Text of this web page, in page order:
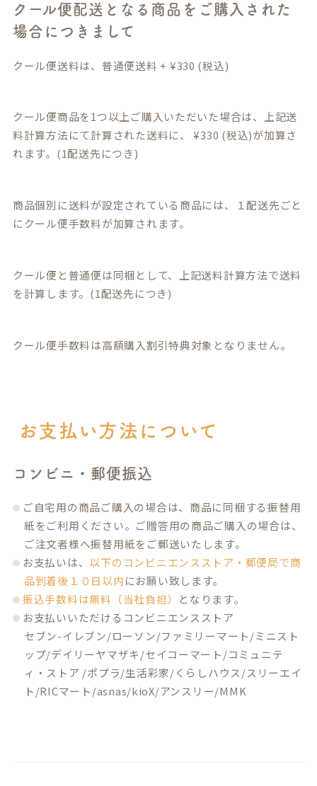
クール便配送となる商品をご購入された
場合につきまして
クール便送料は、普通便送料+ ¥330 (税込)
クール便商品を1つ以上ご購入いただいた場合は、上記送
料計算方法にて計算された送料に、 ¥330 (税込)が加算さ
れます。(1配送先につき)
商品個別に送料が設定されている商品には、１配送先ごと
にクール便手数料が加算されます。
クール便と普通便は同梱として、上記送料計算方法で送料
を計算します。(1配送先につき)
クール便手数料は高額購入割引特典対象となりません。
お支払い方法について
コンビニ・郵便振込
ご自宅用の商品ご購入の場合は、商品に同梱する振替用
紙をご利用ください。ご贈答用の商品ご購入の場合は、
ご注文者様へ振替用紙をご郵送いたします。
お支払いは、 以下のコンビニエンスストア・郵便局で商
品到着後１０日以内にお願い致します。
振込手数料は無料（当社負担）
となります。
お支払いいただけるコンビニエンスストア
セブン-イレブン/ローソン/ファミリーマート/ミニスト
ップ/デイリーヤマザキ/セイコーマート/コミュニテ
ィ・ストア /ポプラ/生活彩家/くらしハウス/スリーエイ
ト/RICマート/asnas/kioX/アンスリー/MMK